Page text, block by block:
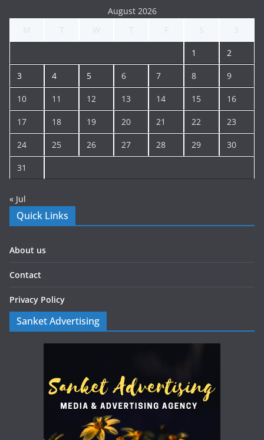
August 2026
1 2
3 4 5 6 7 8 9
10 11 12 13 14 15 16
17 18 19 20 21 22 23
24 25 26 27 28 29 30
31
« Jul
Quick Links
About us
Contact
Privacy Policy
Sanket Advertising